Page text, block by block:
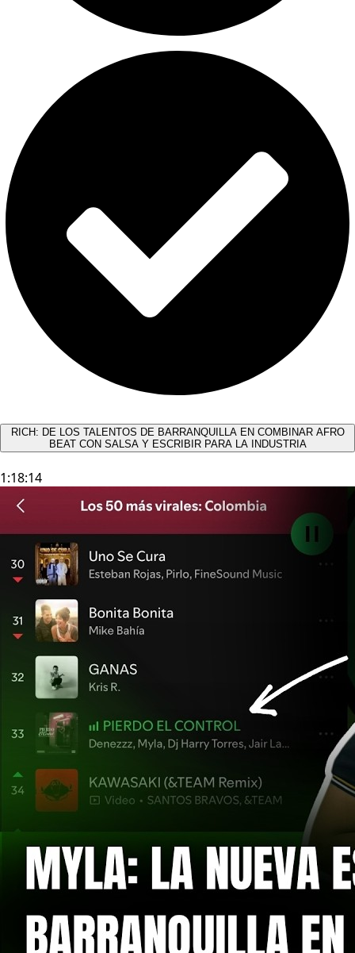
RICH: DE LOS TALENTOS DE BARRANQUILLA EN COMBINAR AFRO
BEAT CON SALSA Y ESCRIBIR PARA LA INDUSTRIA
1:18:14